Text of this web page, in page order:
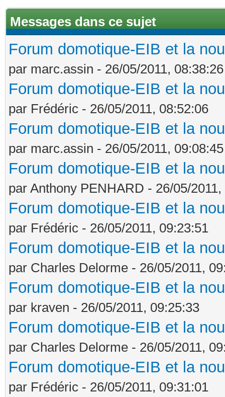
Messages dans ce sujet
Forum domotique-EIB et la
par marc.assin - 26/05/2011, 08:38:26
Forum domotique-EIB et la
par Frédéric - 26/05/2011, 08:52:06
Forum domotique-EIB et la
par marc.assin - 26/05/2011, 09:08:45
Forum domotique-EIB et la
par Anthony PENHARD - 26/05/
Forum domotique-EIB et la
par Frédéric - 26/05/2011, 09:23:51
Forum domotique-EIB et la
par Charles Delorme - 26/05/2011,
Forum domotique-EIB et la
par kraven - 26/05/2011, 09:25:33
Forum domotique-EIB et la
par Charles Delorme - 26/05/2011,
Forum domotique-EIB et la
par Frédéric - 26/05/2011, 09:31:01